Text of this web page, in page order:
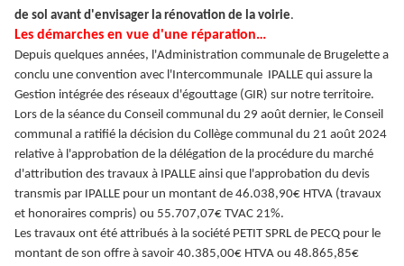
de sol avant d'envisager la rénovation de la voirie.
Les démarches en vue d'une réparation…
Depuis quelques années, l'Administration communale de Brugelette a
conclu une convention avec l'Intercommunale IPALLE qui assure la
Gestion intégrée des réseaux d'égouttage (GIR) sur notre territoire.
Lors de la séance du Conseil communal du 29 août dernier, le Conseil
communal a ratifié la décision du Collège communal du 21 août 2024
relative à l'approbation de la délégation de la procédure du marché
d'attribution des travaux à IPALLE ainsi que l'approbation du devis
transmis par IPALLE pour un montant de 46.038,90€ HTVA (travaux
et honoraires compris) ou 55.707,07€ TVAC 21%.
Les travaux ont été attribués à la société PETIT SPRL de PECQ pour le
montant de son offre à savoir 40.385,00€ HTVA ou 48.865,85€